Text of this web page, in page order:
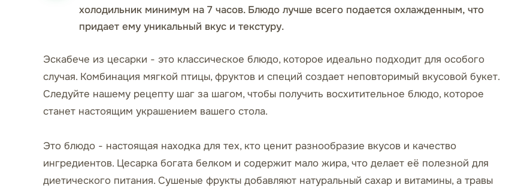
холодильник минимум на 7 часов. Блюдо лучше всего подается охлажденным, что
придает ему уникальный вкус и текстуру.
Эскабече из цесарки - это классическое блюдо, которое идеально подходит для особого
случая. Комбинация мягкой птицы, фруктов и специй создает неповторимый вкусовой букет.
Следуйте нашему рецепту шаг за шагом, чтобы получить восхитительное блюдо, которое
станет настоящим украшением вашего стола.
Это блюдо - настоящая находка для тех, кто ценит разнообразие вкусов и качество
ингредиентов. Цесарка богата белком и содержит мало жира, что делает её полезной для
диетического питания. Сушеные фрукты добавляют натуральный сахар и витамины, а травы